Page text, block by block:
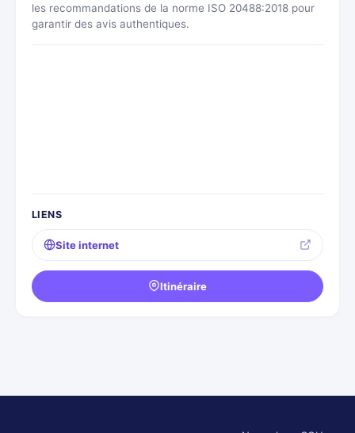
les recommandations de la norme ISO 20488:2018 pour
garantir des avis authentiques.
LIENS
Site internet
Itinéraire